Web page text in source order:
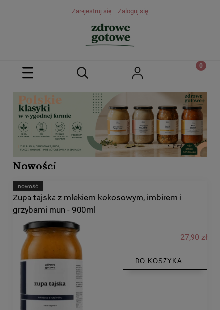
Zarejestruj się Zaloguj się
Nowości
Zupa tajska z mlekiem kokosowym, imbirem i
grzybami mun - 900ml
27,90 zł
DO KOSZYKA
nowość